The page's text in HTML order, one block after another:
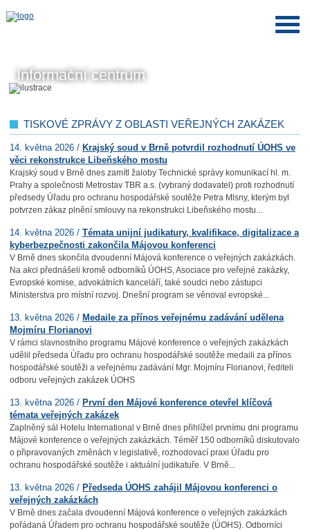
Informační centrum
TISKOVÉ ZPRÁVY Z OBLASTI VEŘEJNÝCH ZAKÁZEK
14. května 2026 / Krajský soud v Brně potvrdil rozhodnutí ÚOHS ve
věci rekonstrukce Libeňského mostu
Krajský soud v Brně dnes zamítl žaloby Technické správy komunikací hl. m.
Prahy a společnosti Metrostav TBR a.s. (vybraný dodavatel) proti rozhodnutí
předsedy Úřadu pro ochranu hospodářské soutěže Petra Mlsny, kterým byl
potvrzen zákaz plnění smlouvy na rekonstrukci Libeňského mostu...
14. května 2026 / Témata unijní judikatury, kvalifikace, digitalizace a
kyberbezpečnosti zakončila Májovou konferenci
V Brně dnes skončila dvoudenní Májová konference o veřejných zakázkách.
Na akci přednášeli kromě odborníků ÚOHS, Asociace pro veřejné zakázky,
Evropské komise, advokátních kanceláří, také soudci nebo zástupci
Ministerstva pro místní rozvoj. Dnešní program se věnoval evropské...
13. května 2026 / Medaile za přínos veřejnému zadávání udělena
Mojmíru Florianovi
V rámci slavnostního programu Májové konference o veřejných zakázkách
udělil předseda Úřadu pro ochranu hospodářské soutěže medaili za přínos
hospodářské soutěži a veřejnému zadávání Mgr. Mojmíru Florianovi, řediteli
odboru veřejných zakázek ÚOHS
13. května 2026 / První den Májové konference otevřel klíčová
témata veřejných zakázek
Zaplněný sál Hotelu International v Brně dnes přihlížel prvnímu dni programu
Májové konference o veřejných zakázkách. Téměř 150 odborníků diskutovalo
o připravovaných změnách v legislativě, rozhodovací praxi Úřadu pro
ochranu hospodářské soutěže i aktuální judikatuře. V Brně...
13. května 2026 / Předseda ÚOHS zahájil Májovou konferenci o
veřejných zakázkách
V Brně dnes začala dvoudenní Májová konference o veřejných zakázkách
pořádaná Úřadem pro ochranu hospodářské soutěže (ÚOHS). Odborníci